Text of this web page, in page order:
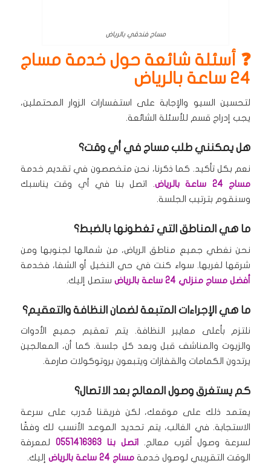
مساج فندقي بالرياض
❓ أسئلة شائعة حول خدمة مساج
24 ساعة بالرياض
لتحسين السيو والإجابة على استفسارات الزوار المحتملين،
يجب إدراج قسم للأسئلة الشائعة.
هل يمكنني طلب مساج في أي وقت؟
نعم بكل تأكيد. كما ذكرنا، نحن متخصصون في تقديم خدمة
مساج 24 ساعة بالرياض
. اتصل بنا في أي وقت يناسبك
وسنقوم بترتيب الجلسة.
ما هي المناطق التي تغطونها بالضبط؟
نحن نغطي جميع مناطق الرياض، من شمالها لجنوبها ومن
شرقها لغربها. سواء كنت في حي النخيل أو الشفا، فخدمة
أفضل مساج منزلي 24 ساعة بالرياض
ستصل إليك.
ما هي الإجراءات المتبعة لضمان النظافة والتعقيم؟
نلتزم بأعلى معايير النظافة. يتم تعقيم جميع الأدوات
والزيوت والمناشف قبل وبعد كل جلسة.كما أن، المعالجين
يرتدون الكمامات والقفازات ويتبعون بروتوكولات صارمة.
كم يستغرق وصول المعالج بعد الاتصال؟
يعتمد ذلك على موقعك، لكن فريقنا مُدرب على سرعة
الاستجابة. في الغالب، يتم تحديد الموعد الأنسب لك وفقًا
لسرعة وصول أقرب معالج.
اتصل بنا 0551416363
لمعرفة
الوقت التقريبي لوصول خدمة مساج 24 ساعة بالرياض إليك.